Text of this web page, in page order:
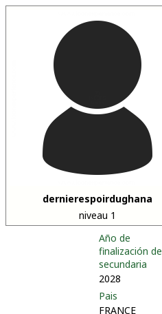
dernierespoirdughana
niveau 1
Año de
finalización de
secundaria
2028
Pais
FRANCE